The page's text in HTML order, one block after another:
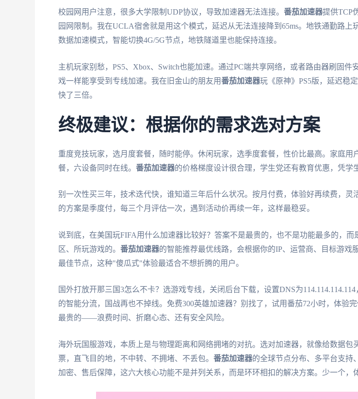
校园网用户注意，很多大学限制UDP协议，导致加速器无法连接。 番茄加速器提供TCP
园网限制。我在UCLA宿舍就是用这个模式，延迟从无法连接降到65ms。地铁通勤路上
数据加速模式，智能切换4G/5G节点，地铁隧道里也能保持连接。
主机玩家别愁，PS5、Xbox、Switch也能加速。通过PC端共享网络，或者路由器刷固件
戏一样能享受到专线加速。我在旧金山的朋友用番茄加速器玩《原神》PS5版，延迟稳
快了三倍。
终极建议：根据你的需求选对方案
重度竞技玩家，选月度套餐，随时能停。休闲玩家，选季度套餐，性价比最高。家庭用
餐，六设备同时在线。 番茄加速器的价格梯度设计很合理，学生党还有教育优惠，凭学
别一次性买三年，技术迭代快，谁知道三年后什么状况。按月付费，体验好再续费，灵
的方案是季度付，每三个月评估一次，遇到活动价再续一年，这样最稳妥。
说到底，在美国玩FIFA用什么加速器比较好？答案不是最贵的，也不是功能最多的，而
区、所玩游戏的。 番茄加速器的智能推荐最优线路，会根据你的IP、运营商、目标游戏
最佳节点，这种"傻瓜式"体验最适合不想折腾的用户。
国外打放开那三国3怎么不卡？选游戏专线，关闭后台下载，设置DNS为114.114.114.114
的智能分流，国战再也不掉线。免费300英雄加速器？别找了，试用番茄72小时，体验
最贵的——浪费时间、折磨心态、还有安全风险。
海外玩国服游戏，本质上是与物理距离和网络拥堵的对抗。选对加速器，就像给数据包
票，直飞目的地，不中转、不拥堵、不丢包。 番茄加速器的全球节点分布、多平台支持
加密、售后保障，这六大核心功能不是并列关系，而是环环相扣的解决方案。少一个，